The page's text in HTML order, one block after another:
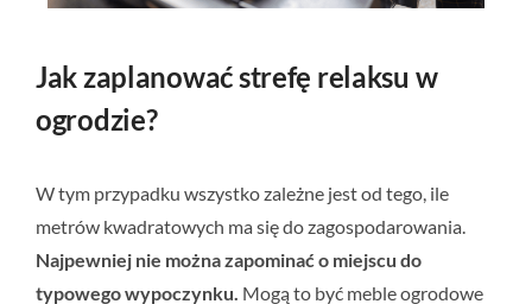
Jak zaplanować strefę relaksu w
ogrodzie?
W tym przypadku wszystko zależne jest od tego, ile
metrów kwadratowych ma się do zagospodarowania.
Najpewniej nie można zapominać o miejscu do
typowego wypoczynku. Mogą to być meble ogrodowe